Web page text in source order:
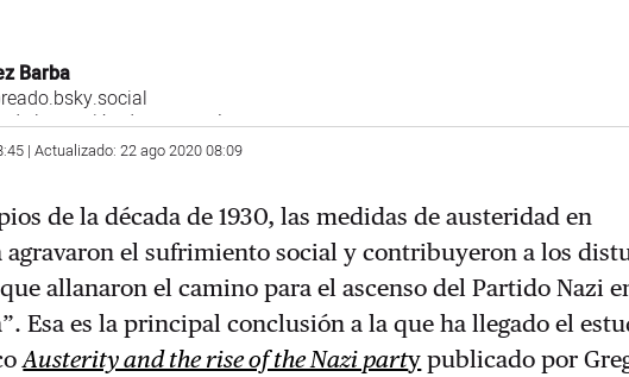
Barba
de la sección de economía
| Actualizado: 22 ago 2020 08:09
de la década de 1930, las medidas de austeridad en
agravaron el sufrimiento social y contribuyeron a los
allanaron el camino para el ascenso del Partido Nazi
Esa es la principal conclusión a la que ha llegado el
Austerity and the rise of the Nazi party publicado por